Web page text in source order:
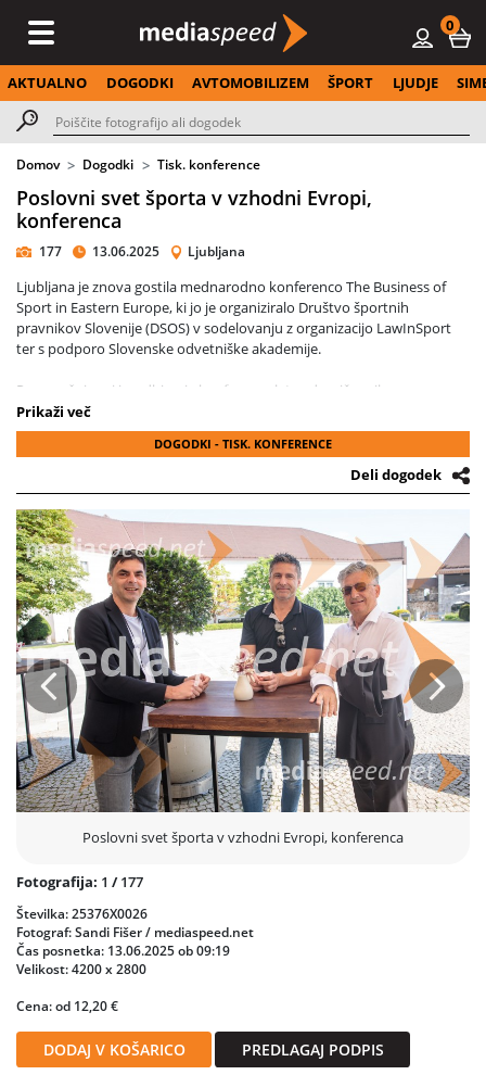
0
AKTUALNO DOGODKI AVTOMOBILIZEM ŠPORT LJUDJE
Domov Dogodki Tisk. konference
Poslovni svet športa v vzhodni Evropi,
konferenca
177 13.06.2025 Ljubljana
Ljubljana je znova gostila mednarodno konferenco The Business of
Sport in Eastern Europe, ki jo je organiziralo Društvo športnih
pravnikov Slovenije (DSOS) v sodelovanju z organizacijo LawInSport
ter s podporo Slovenske odvetniške akademije.
Po uspešni prvi izvedbi se je konferenca letos drugič vrnila v
prestolnico in znova združila priznane strokovnjake s področja
športnega prava, predstavnike športnih organizacij, pravne in
poslovne svetovalce, akademike ter druge deležnike iz regije in tujine.
Rdeča nit dogodka so bile pravne, komercialne in regulatorne
dimenzije sodobnega športa, s posebnim poudarkom na razvoju in
izzivih v balkanski regiji.
Udeleženci so imeli priložnost prisluhniti vrhunskim predavateljem ter
sodelovati v razpravah o aktualnih temah, kot so pogodbeni odnosi v
športu, upravljanje sporov, komercializacija športnih pravic in
prihodnost e-športa.
Konferenca, ki utrjuje vlogo Slovenije kot pomembnega stičišča
športnih pravnih strokovnjakov v regiji, se je zaključila v duhu
povezovanja, znanja in skupnega iskanja odgovorov na ključna
vprašanja prihodnosti športa.
Prikaži več
DOGODKI - TISK. KONFERENCE
Deli dogodek
Poslovni svet športa v vzhodni Evropi, konferenca
Prejšnja
Fotografija: 1 /177
Številka: 25376X0026
Fotograf: Sandi Fišer / mediaspeed.net
Čas posnetka: 13.06.2025 ob 09:19
Velikost: 4200 x 2800
Cena: od 12,20 €
DODAJ V KOŠARICO PREDLAGAJ PODPIS